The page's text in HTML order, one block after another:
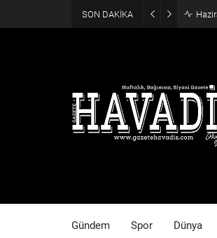
SON DAKİKA
Gündem Spor Dünya